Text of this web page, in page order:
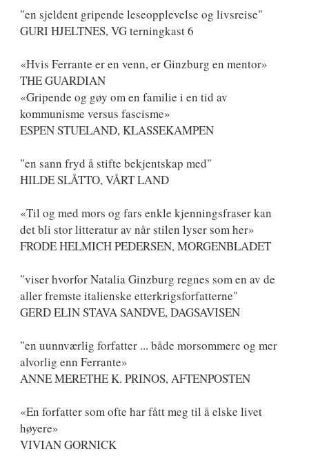
"en sjeldent gripende leseopplevelse og livsreise"
GURI HJELTNES, VG terningkast 6
«Hvis Ferrante er en venn, er Ginzburg en mentor»
THE GUARDIAN
«Gripende og gøy om en familie i en tid av
kommunisme versus fascisme»
ESPEN STUELAND, KLASSEKAMPEN
"en sann fryd å stifte bekjentskap med"
HILDE SLÅTTO, VÅRT LAND
«Til og med mors og fars enkle kjenningsfraser kan
det bli stor litteratur av når stilen lyser som her»
FRODE HELMICH PEDERSEN, MORGENBLADET
"viser hvorfor Natalia Ginzburg regnes som en av de
aller fremste italienske etterkrigsforfatterne"
GERD ELIN STAVA SANDVE, DAGSAVISEN
"en uunnværlig forfatter ... både morsommere og mer
alvorlig enn Ferrante»
ANNE MERETHE K. PRINOS, AFTENPOSTEN
«En forfatter som ofte har fått meg til å elske livet
høyere»
VIVIAN GORNICK